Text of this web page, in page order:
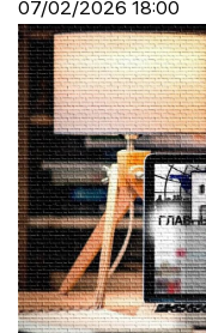
07/02/2026 18:00